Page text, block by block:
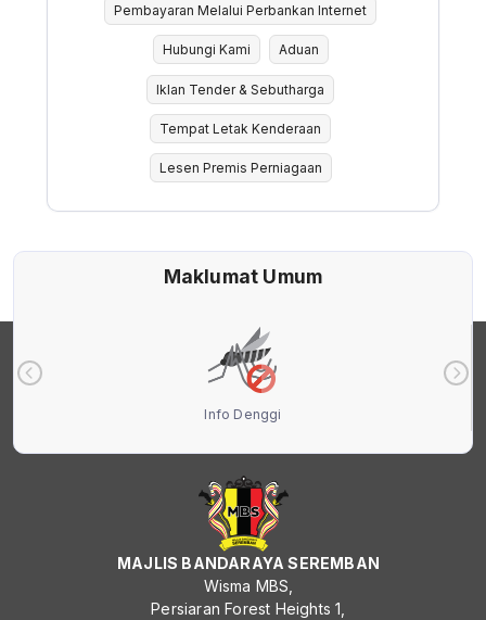
Pembayaran Melalui Perbankan Internet
Hubungi Kami Aduan
Iklan Tender & Sebutharga
Tempat Letak Kenderaan
Lesen Premis Perniagaan
Maklumat Umum
Info Denggi
MAJLIS BANDARAYA SEREMBAN
Wisma MBS,
Persiaran Forest Heights 1,